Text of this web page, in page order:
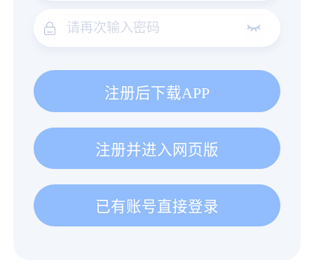
注册后下载APP
注册并进入网页版
已有账号直接登录